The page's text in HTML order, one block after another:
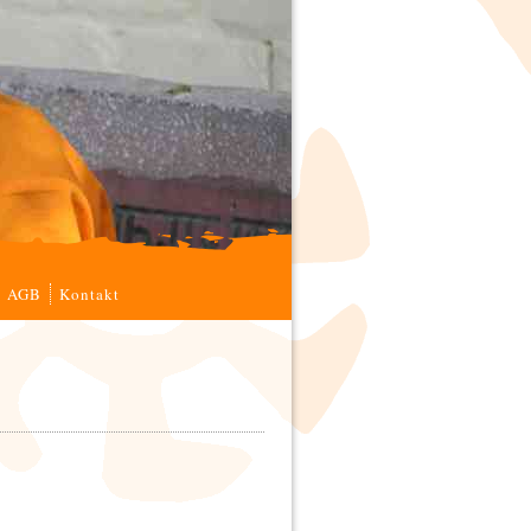
AGB Kontakt